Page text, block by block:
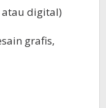
atau digital)
grafis,